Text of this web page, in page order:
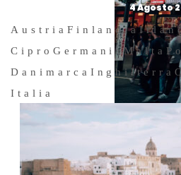
4 Agosto
Austria Finlandia
Cipro GermaniaMalta
Danimarca Inghilterra
Italia
Persino un
loco, si è